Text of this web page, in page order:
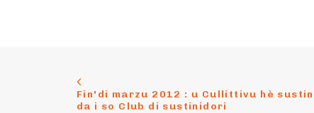
Fin'di marzu 2012 : u Cullittivu hè
da i so Club di sustinidori